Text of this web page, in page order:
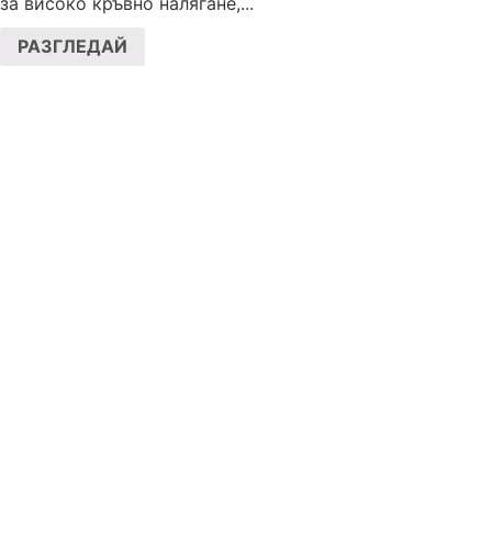
РАЗГЛЕДАЙ